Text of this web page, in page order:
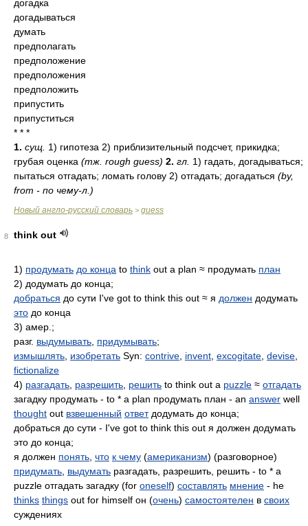
догадка
догадываться
думать
предполагать
предположение
предположения
предположить
припустить
припуститься
* * *
1. сущ. 1) гипотеза 2) приблизительный подсчет, прикидка;
грубая оценка (тж. rough guess) 2. гл. 1) гадать, догадываться;
пытаться отгадать; ломать голову 2) отгадать; догадаться (by,
from - по чему-л.)
Новый англо-русский словарь > guess
8 think out
1) продумать до конца to think out a plan ≈ продумать план
2) додумать до конца;
добраться до сути I've got to think this out ≈ я должен додумать
это до конца
3) амер.;
разг. выдумывать придумывать;
измышлять изобретать Syn: contrive invent excogitate devise
fictionalize
4) разгадать разрешить решить to think out a puzzle ≈ отгадать
загадку продумать - to * a plan продумать план - an answer well
thought out взвешенный ответдодумать до конца;
добраться до сути - I've got to think this out я должен додумать
это до конца;
я должен понять что к чему (американизм) (разговорное)
придумать выдумать разгадать, разрешить, решить - to * a
puzzle отгадать загадку (for oneself) составлять мнение - he
thinks things out for himself он (очень) самостоятелен в своих
суждениях